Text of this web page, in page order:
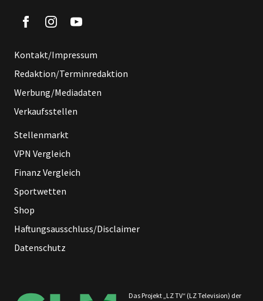
Kontakt/Impressum
Redaktion/Terminredaktion
Werbung/Mediadaten
Verkaufsstellen
Stellenmarkt
VPN Vergleich
Finanz Vergleich
Sportwetten
Shop
Haftungsausschluss/Disclaimer
Datenschutz
Das Projekt „LZ TV“ (LZ Television) der